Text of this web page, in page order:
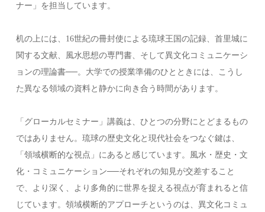
ナー」を担当しています。
机の上には、16世紀の冊封使による琉球王国の記録、首里城に
関する文献、風水思想の専門書、そして異文化コミュニケーシ
ョンの理論書──。大学での授業準備のひとときには、こうし
た異なる領域の資料と静かに向き合う時間があります。
「グローカルセミナー」講義は、ひとつの分野にとどまるもの
ではありません。琉球の歴史文化と現代社会をつなぐ鍵は、
「領域横断的な視点」にあると感じています。風水・歴史・文
化・コミュニケーション──それぞれの知見が交差すること
で、より深く、より多角的に世界を捉える視点が育まれると信
じています。領域横断的アプローチというのは、異文化コミュ